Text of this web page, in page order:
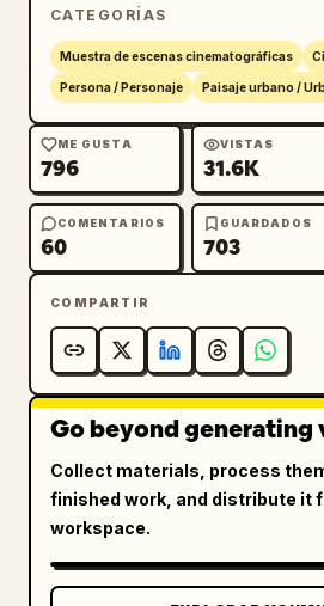
CATEGORÍAS
Muestra de escenas cinematográficas
Persona / Personaje Paisaje urbano /
ME GUSTA
796
VISTAS
31.6K
COMENTARIOS
60
GUARDADOS
703
COMPARTIR
Go beyond generating
Collect materials, process
finished work, and distribute it
workspace.